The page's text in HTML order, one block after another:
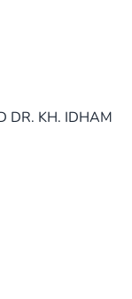
DR. KH. IDHAM